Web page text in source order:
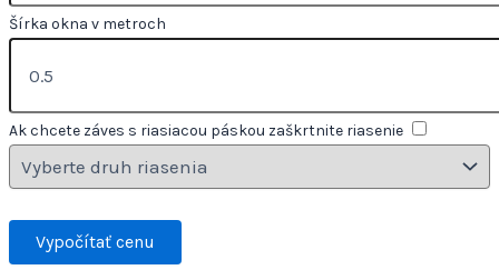
Šírka okna v metroch
Ak chcete záves s riasiacou páskou zaškrtnite riasenie